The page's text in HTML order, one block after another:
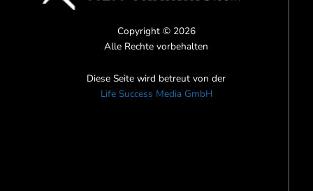
Copyright © 2026
Alle Rechte vorbehalten
Diese Seite wird betreut von der
Life Success Media GmbH